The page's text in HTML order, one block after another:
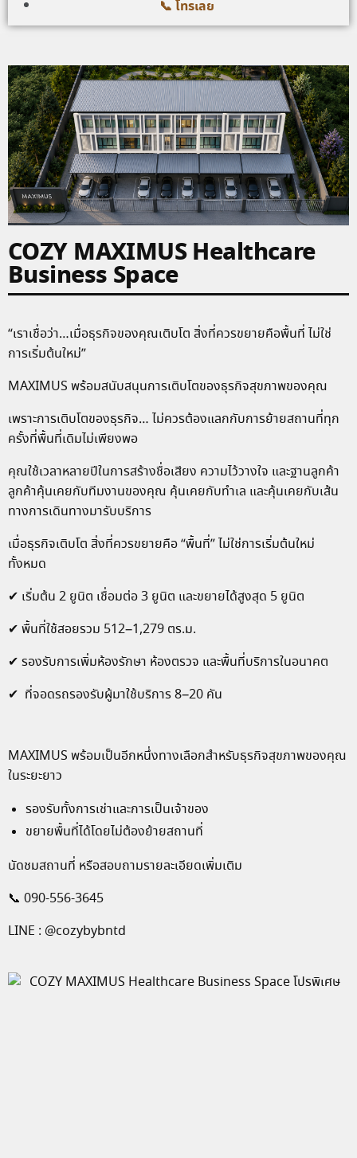
📞 โทรเลย
COZY MAXIMUS Healthcare
Business Space
“เราเชื่อว่า…เมื่อธุรกิจของคุณเติบโต สิ่งที่ควรขยายคือพื้นที่ ไม่ใช่
การเริ่มต้นใหม่”
MAXIMUS พร้อมสนับสนุนการเติบโตของธุรกิจสุขภาพของคุณ
เพราะการเติบโตของธุรกิจ… ไม่ควรต้องแลกกับการย้ายสถานที่ทุก
ครั้งที่พื้นที่เดิมไม่เพียงพอ
คุณใช้เวลาหลายปีในการสร้างชื่อเสียง ความไว้วางใจ และฐานลูกค้า
ลูกค้าคุ้นเคยกับทีมงานของคุณ คุ้นเคยกับทำเล และคุ้นเคยกับเส้น
ทางการเดินทางมารับบริการ
เมื่อธุรกิจเติบโต สิ่งที่ควรขยายคือ “พื้นที่” ไม่ใช่การเริ่มต้นใหม่
ทั้งหมด
✔ เริ่มต้น 2 ยูนิต เชื่อมต่อ 3 ยูนิต และขยายได้สูงสุด 5 ยูนิต
✔ พื้นที่ใช้สอยรวม 512–1,279 ตร.ม.
✔ รองรับการเพิ่มห้องรักษา ห้องตรวจ และพื้นที่บริการในอนาคต
✔ ที่จอดรถรองรับผู้มาใช้บริการ 8–20 คัน
MAXIMUS พร้อมเป็นอีกหนึ่งทางเลือกสำหรับธุรกิจสุขภาพของคุณ
ในระยะยาว
รองรับทั้งการเช่าและการเป็นเจ้าของ
ขยายพื้นที่ได้โดยไม่ต้องย้ายสถานที่
นัดชมสถานที่ หรือสอบถามรายละเอียดเพิ่มเติม
📞 090-556-3645
LINE : @cozybybntd